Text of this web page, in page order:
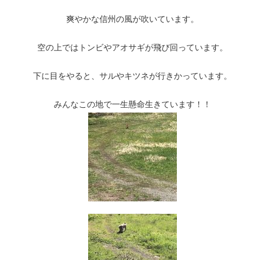
爽やかな信州の風が吹いています。
空の上ではトンビやアオサギが飛び回っています。
下に目をやると、サルやキツネが行きかっています。
みんなこの地で一生懸命生きています！！